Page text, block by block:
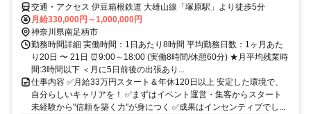
交通・アクセス 伊豆箱根鉄道 大雄山線「塚原駅」より徒歩5分
月給330,000円～1,000,000円
神奈川県南足柄市
勤務時間詳細 実働時間：1日あたり8時間 平均勤務日数：1ヶ月あた
り20日 〜 21日 ⏰9:00～18:00 (実働8時間/休憩60分) ★月平均残業時
間:3時間以下 ＜月に5日前後の出張あり...
仕事内容 ✅月給33万円スタート＆年休120日以上 安定した環境で、
自分らしいキャリアを！ ✅まずはイベント運営・集客からスタート
未経験から"信頼を築く力"が身につく ✅成果はインセンティブでし...